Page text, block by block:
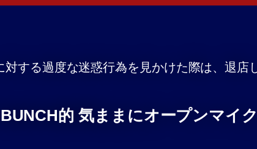
対する過度な迷惑行為を見かけた際は、退店
的 気ままにオープンマイク